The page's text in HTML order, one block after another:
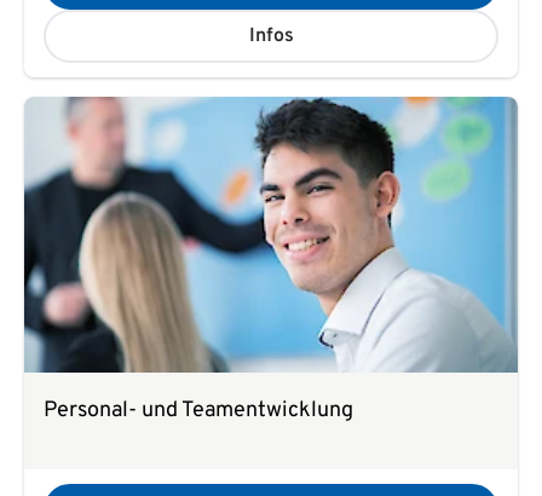
Infos
Personal- und Teamentwicklung